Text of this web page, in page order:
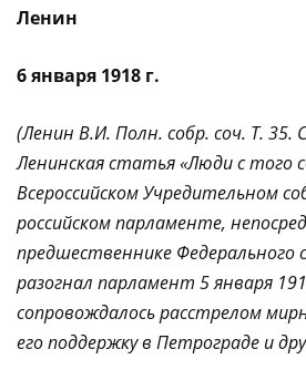
Ленин
6 января 1918 г.
(Ленин В.И. Полн. собр. соч. Т. 35.
Ленинская статья «Люди с того
Всероссийском Учредительном
российском парламенте,
предшественнике Федерального
разогнал парламент 5 января
сопровождалось расстрелом
его поддержку в Петрограде и